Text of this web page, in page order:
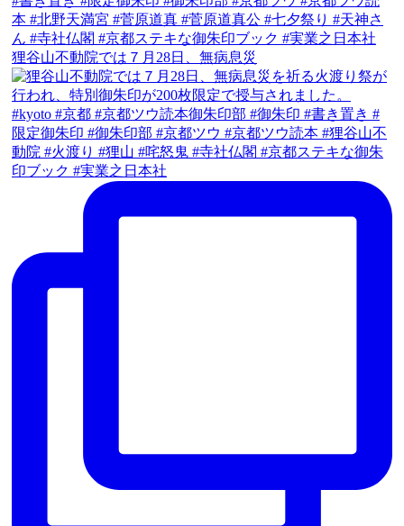
狸谷山不動院では７月28日、無病息災